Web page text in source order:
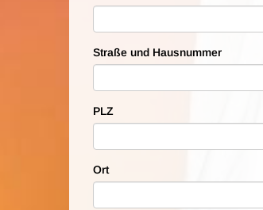
Straße und Hausnummer
PLZ
Ort